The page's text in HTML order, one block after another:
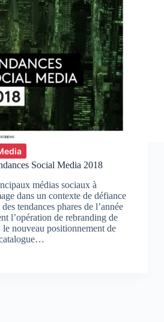
Social Media 2018
médias sociaux à
dans un contexte de défiance
tendances phares de l’année
l’opération de rebranding de
nouveau positionnement de